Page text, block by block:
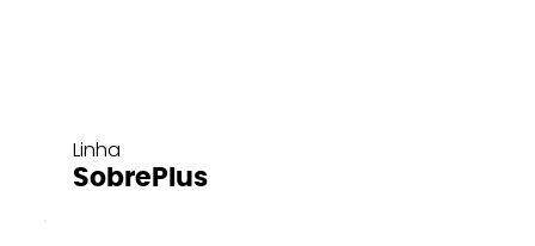
Linha
SobrePlus